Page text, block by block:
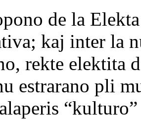
de la
kaj inter la
rekte elektita
estrarano pli